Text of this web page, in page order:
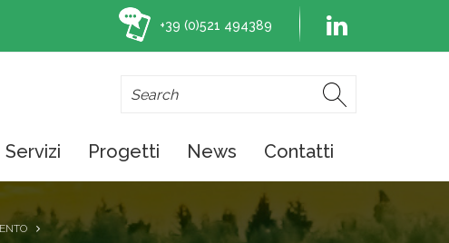
+39 (0)521 494389
Servizi Progetti News Contatti